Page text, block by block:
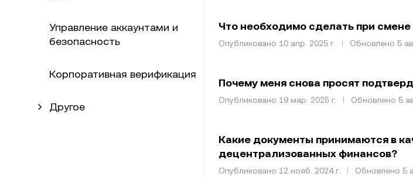
Управление аккаунтами и
безопасность
Корпоративная верификация
Другое
Что необходимо сделать при
Опубликовано 10 апр. 2025 г. Обновлено 5
Почему меня снова просят
Опубликовано 19 мар. 2025 г. Обновлено 5
Какие документы принимаются в
децентрализованных финансов?
Опубликовано 12 нояб. 2024 г. Обновлено 5